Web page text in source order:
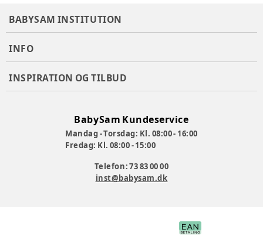
BABYSAM INSTITUTION
INFO
INSPIRATION OG TILBUD
BabySam Kundeservice
Mandag - Torsdag: Kl. 08:00 - 16:00
Fredag: Kl. 08:00 - 15:00
Telefon: 73 83 00 00
inst@babysam.dk